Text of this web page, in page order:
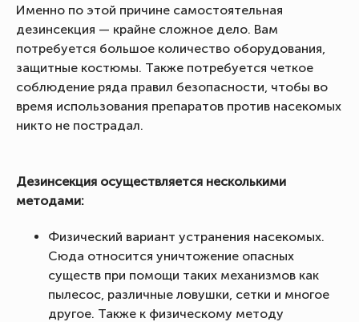
Именно по этой причине самостоятельная
дезинсекция — крайне сложное дело. Вам
потребуется большое количество оборудования,
защитные костюмы. Также потребуется четкое
соблюдение ряда правил безопасности, чтобы во
время использования препаратов против насекомых
никто не пострадал.
Дезинсекция осуществляется несколькими
методами:
Физический вариант устранения насекомых.
Сюда относится уничтожение опасных
существ при помощи таких механизмов как
пылесос, различные ловушки, сетки и многое
другое. Также к физическому методу